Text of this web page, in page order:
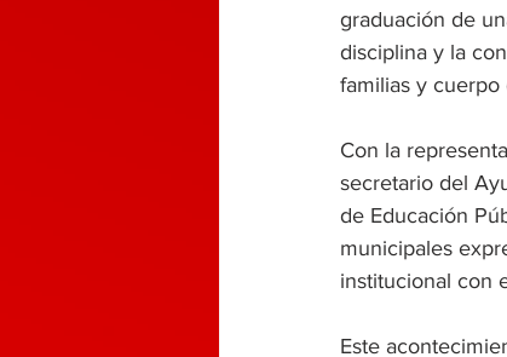
graduación de
disciplina y la
familias y cuerpo
Con la
secretario del
de Educación
municipales
institucional con
Este